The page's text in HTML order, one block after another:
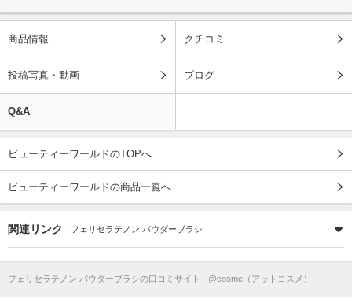
商品情報 クチコミ
投稿写真・動画 ブログ
Q&A
ビューティーワールドのTOPへ
ビューティーワールドの商品一覧へ
関連リンク フェリセラテノン パウダーブラシ
フェリセラテノン パウダーブラシの口コミサイト - @cosme（アットコスメ）